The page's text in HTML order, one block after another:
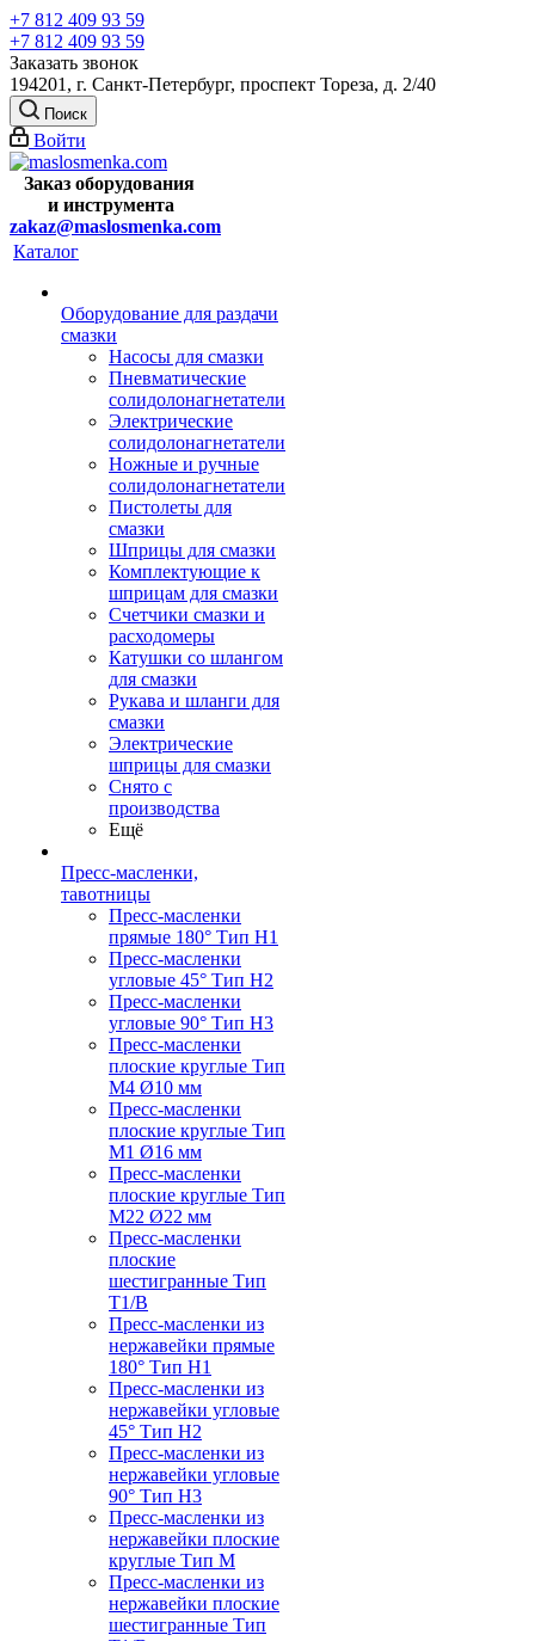
+7 812 409 93 59
+7 812 409 93 59
Заказать звонок
194201, г. Санкт-Петербург, проспект Тореза, д. 2/40
Поиск
Войти
Заказ оборудования
и инструмента
zakaz@maslosmenka.com
Каталог
Оборудование для раздачи
смазки
Насосы для смазки
Пневматические
солидолонагнетатели
Электрические
солидолонагнетатели
Ножные и ручные
солидолонагнетатели
Пистолеты для
смазки
Шприцы для смазки
Комплектующие к
шприцам для смазки
Счетчики смазки и
расходомеры
Катушки со шлангом
для смазки
Рукава и шланги для
смазки
Электрические
шприцы для смазки
Снято с
производства
Ещё
Пресс-масленки,
тавотницы
Пресс-масленки
прямые 180° Тип H1
Пресс-масленки
угловые 45° Тип H2
Пресс-масленки
угловые 90° Тип H3
Пресс-масленки
плоские круглые Тип
M4 Ø10 мм
Пресс-масленки
плоские круглые Тип
M1 Ø16 мм
Пресс-масленки
плоские круглые Тип
M22 Ø22 мм
Пресс-масленки
плоские
шестигранные Тип
T1/B
Пресс-масленки из
нержавейки прямые
180° Тип H1
Пресс-масленки из
нержавейки угловые
45° Тип H2
Пресс-масленки из
нержавейки угловые
90° Тип H3
Пресс-масленки из
нержавейки плоские
круглые Тип M
Пресс-масленки из
нержавейки плоские
шестигранные Тип